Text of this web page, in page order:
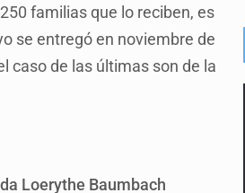
familias que lo reciben, es
se entregó en noviembre de
caso de las últimas son de la
Loerythe Baumbach